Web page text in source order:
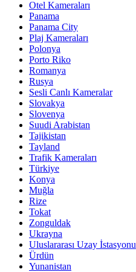
Otel Kameraları
Panama
Panama City
Plaj Kameraları
Polonya
Porto Riko
Romanya
Rusya
Sesli Canlı Kameralar
Slovakya
Slovenya
Suudi Arabistan
Tajikistan
Tayland
Trafik Kameraları
Türkiye
Konya
Muğla
Rize
Tokat
Zonguldak
Ukrayna
Uluslararası Uzay İstasyonu
Ürdün
Yunanistan